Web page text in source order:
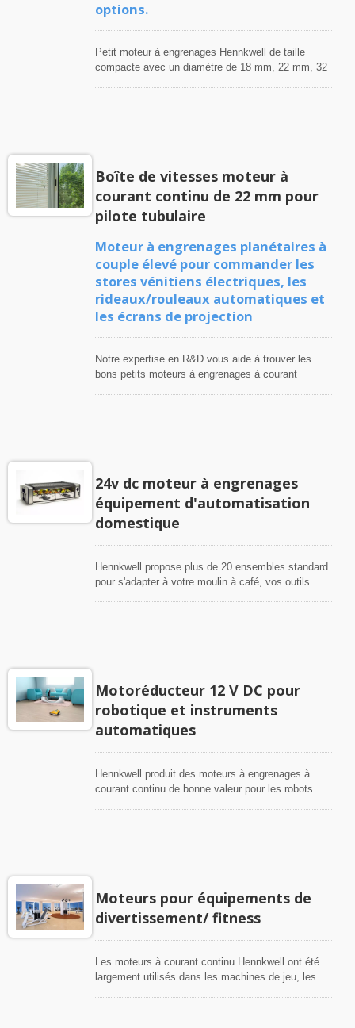
options.
Petit moteur à engrenages Hennkwell de taille
compacte avec un diamètre de 18 mm, 22 mm, 32
pièces, les changeurs de monnaie, les machines à
besoins spécifiques tels que des ensembles de fils
de plomb, un arbre de sortie personnalisé et un
satisfaits. Hennkwell vous invite à nous rendre
visite pour discuter des spécifications et choisir le
réducteur planétaire à courant continu le plus
adapté.
Boîte de vitesses moteur à
courant continu de 22 mm pour
pilote tubulaire
Moteur à engrenages planétaires à
couple élevé pour commander les
stores vénitiens électriques, les
rideaux/rouleaux automatiques et
les écrans de projection
Notre expertise en R&D vous aide à trouver les
bons petits moteurs à engrenages à courant
24v dc moteur à engrenages
équipement d'automatisation
domestique
Hennkwell propose plus de 20 ensembles standard
pour s'adapter à votre moulin à café, vos outils
Motoréducteur 12 V DC pour
robotique et instruments
automatiques
Hennkwell produit des moteurs à engrenages à
courant continu de bonne valeur pour les robots
Moteurs pour équipements de
divertissement/ fitness
Les moteurs à courant continu Hennkwell ont été
largement utilisés dans les machines de jeu, les